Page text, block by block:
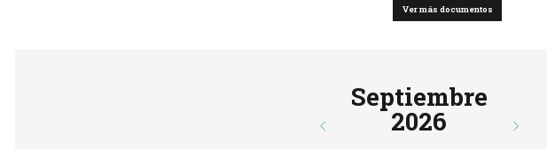
Ver más documentos
Septiembre
2026